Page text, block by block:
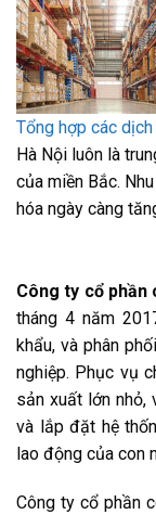
Tổng hợp các
Hà Nội luôn là
của miền Bắc.
hóa ngày càng
Công ty cổ phần
tháng 4 năm
khẩu, và phân
nghiệp. Phục vụ
sản xuất lớn nhỏ,
và lắp đặt hệ
lao động của con
Công ty cổ phần